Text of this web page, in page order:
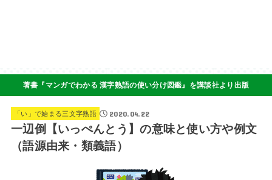
著書『マンガでわかる 漢字熟語の使い分け図鑑』を講談社より出版
「い」で始まる三文字熟語 2020.04.22
一辺倒【いっぺんとう】の意味と使い方や例文
（語源由来・類義語）